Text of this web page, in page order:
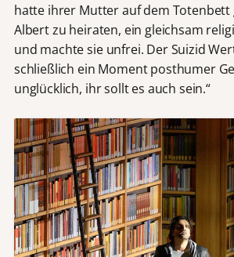
hatte ihrer Mutter auf dem Totenbett
Albert zu heiraten, ein gleichsam
und machte sie unfrei. Der Suizid
schließlich ein Moment posthumer
unglücklich, ihr sollt es auch sein.“